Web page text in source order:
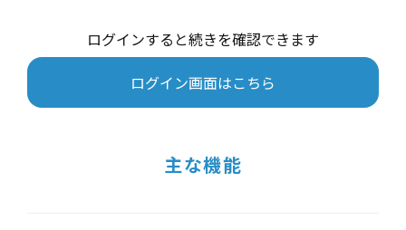
ログインすると続きを確認できます
ログイン画面はこちら
主な機能